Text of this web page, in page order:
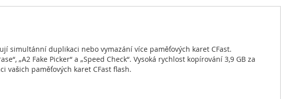
simultánní duplikaci nebo vymazání více paměťových karet CFast.
„A2 Fake Picker“ a „Speed Check“. Vysoká rychlost kopírování 3,9 GB za
paměťových karet CFast flash.